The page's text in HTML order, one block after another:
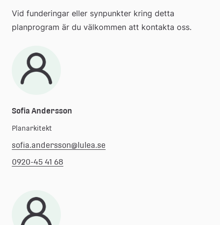
Vid funderingar eller synpunkter kring detta
planprogram är du välkommen att kontakta oss.
Sofia Andersson
Planarkitekt
sofia.andersson@lulea.se
0920-45 41 68